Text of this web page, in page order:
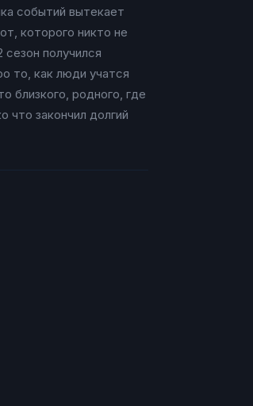
событий вытекает
которого никто не
получился
то, как люди учатся
близкого, родного, где
что закончил долгий